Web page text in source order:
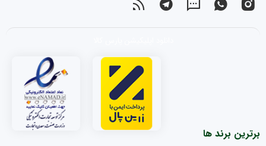
برترین برند ها